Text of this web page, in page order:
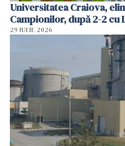
Universitatea Craiova,
Campionilor, după 2-2 cu
29 IULIE 2026